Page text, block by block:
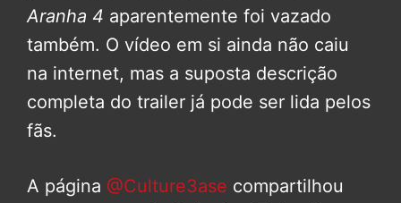
Aranha 4 aparentemente foi vazado
também. O vídeo em si ainda não caiu
na internet, mas a suposta descrição
completa do trailer já pode ser lida pelos
fãs.
A página @Culture3ase compartilhou